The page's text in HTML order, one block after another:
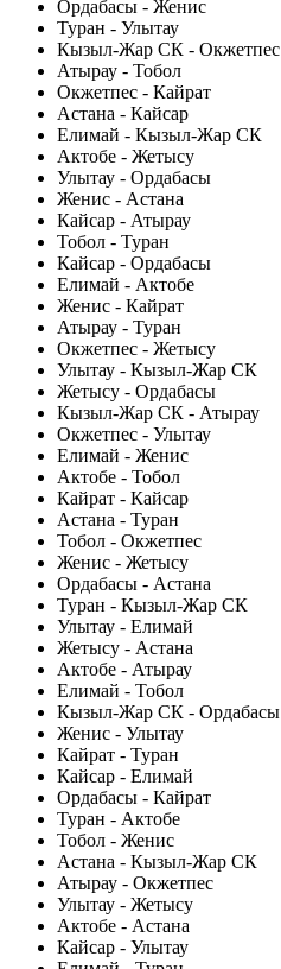
Ордабасы - Женис
Туран - Улытау
Кызыл-Жар СК - Окжетпес
Атырау - Тобол
Окжетпес - Кайрат
Астана - Кайсар
Елимай - Кызыл-Жар СК
Актобе - Жетысу
Улытау - Ордабасы
Женис - Астана
Кайсар - Атырау
Тобол - Туран
Кайсар - Ордабасы
Елимай - Актобе
Женис - Кайрат
Атырау - Туран
Окжетпес - Жетысу
Улытау - Кызыл-Жар СК
Жетысу - Ордабасы
Кызыл-Жар СК - Атырау
Окжетпес - Улытау
Елимай - Женис
Актобе - Тобол
Кайрат - Кайсар
Астана - Туран
Тобол - Окжетпес
Женис - Жетысу
Ордабасы - Астана
Туран - Кызыл-Жар СК
Улытау - Елимай
Жетысу - Астана
Актобе - Атырау
Елимай - Тобол
Кызыл-Жар СК - Ордабасы
Женис - Улытау
Кайрат - Туран
Кайсар - Елимай
Ордабасы - Кайрат
Туран - Актобе
Тобол - Женис
Астана - Кызыл-Жар СК
Атырау - Окжетпес
Улытау - Жетысу
Актобе - Астана
Кайсар - Улытау